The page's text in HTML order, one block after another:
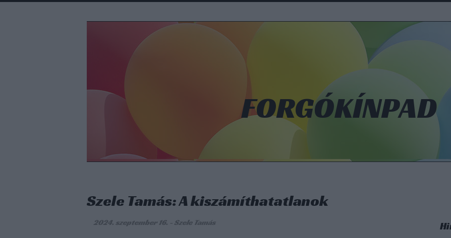
FORGÓKÍNPAD
Szele Tamás: A kiszámíthatatlanok
2024. szeptember 16. Szele Tamás